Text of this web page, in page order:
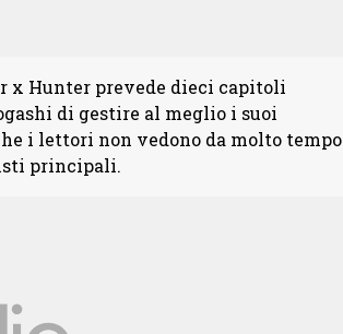
x Hunter prevede dieci capitoli
di gestire al meglio i suoi
i lettori non vedono da molto tempo
principali.